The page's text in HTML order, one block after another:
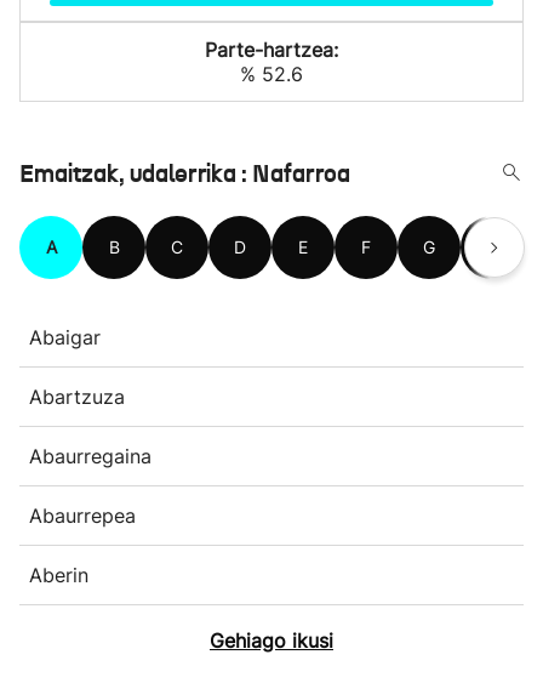
Parte-hartzea:
% 52.6
Emaitzak, udalerrika : Nafarroa
A B C D E F G H
Abaigar
Abartzuza
Abaurregaina
Abaurrepea
Aberin
Gehiago ikusi